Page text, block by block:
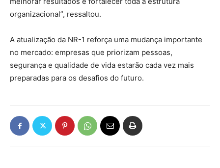
organizacional”, ressaltou.
A atualização da NR-1 reforça uma mudança importante
no mercado: empresas que priorizam pessoas,
segurança e qualidade de vida estarão cada vez mais
preparadas para os desafios do futuro.